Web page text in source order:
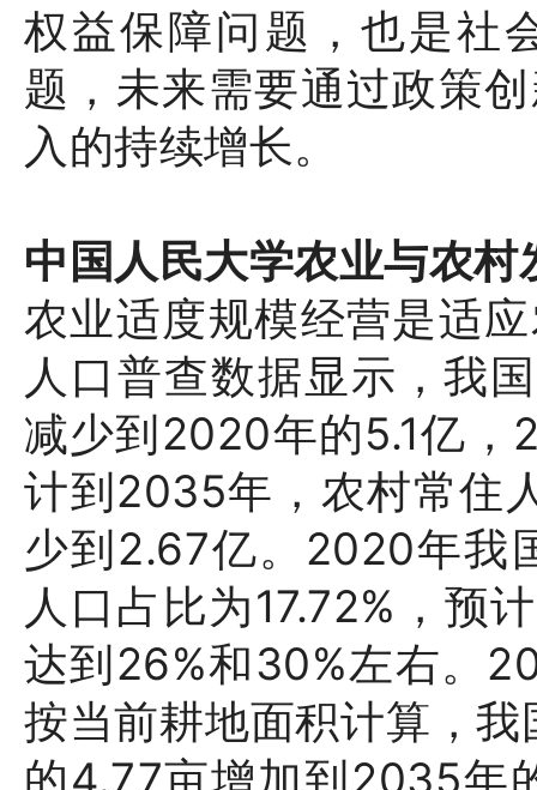
权益保障问题，也是社
题，未来需要通过政策
入的持续增长。
中国人民大学农业与农
农业适度规模经营是适
人口普查数据显示，我
减少到2020年的5.1亿
计到2035年，农村常住
少到2.67亿。2020年我
人口占比为17.72%，预
达到26%和30%左右。
按当前耕地面积计算，